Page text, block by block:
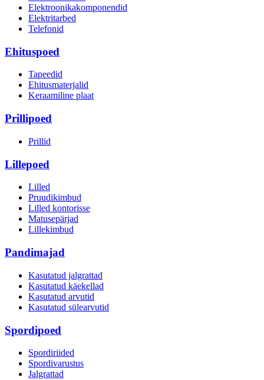
Elektroonikakomponendid
Elektritarbed
Telefonid
Ehituspoed
Tapeedid
Ehitusmaterjalid
Keraamiline plaat
Prillipoed
Prillid
Lillepoed
Lilled
Pruudikimbud
Lilled kontorisse
Matusepärjad
Lillekimbud
Pandimajad
Kasutatud jalgrattad
Kasutatud käekellad
Kasutatud arvutid
Kasutatud sülearvutid
Spordipoed
Spordiriided
Spordivarustus
Jalgrattad